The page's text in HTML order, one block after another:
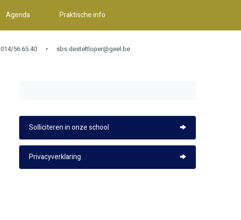
Agenda Praktische info
014/56.65.40 sbs.desteltloper@geel.be
Solliciteren in onze school
Privacyverklaring